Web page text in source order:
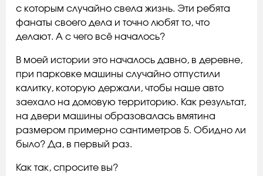
с которым случайно свела жизнь. Эти ребята
фанаты своего дела и точно любят то, что
делают. А с чего всё началось?
В моей истории это началось давно, в деревне,
при парковке машины случайно отпустили
калитку, которую держали, чтобы наше авто
заехало на домовую территорию. Как результат,
на двери машины образовалась вмятина
размером примерно сантиметров 5. Обидно ли
было? Да, в первый раз.
Как так, спросите вы?